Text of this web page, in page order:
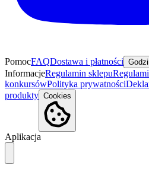
PomocFAQDostawa i płatności
InformacjeRegulamin sklepu
konkursówPolityka prywatności
produkty Cookies
Aplikacja